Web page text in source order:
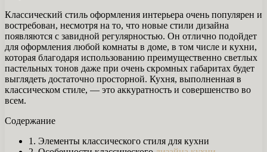
Классический стиль оформления интерьера очень популярен и
востребован, несмотря на то, что новые стили дизайна
появляются с завидной регулярностью. Он отлично подойдет
для оформления любой комнаты в доме, в том числе и кухни,
которая благодаря использованию преимущественно светлых
пастельных тонов даже при очень скромных габаритах будет
выглядеть достаточно просторной. Кухня, выполненная в
классическом стиле, — это аккуратность и совершенство во
всем.
Содержание
1. Элементы классического стиля для кухни